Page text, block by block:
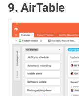
9. AirTable